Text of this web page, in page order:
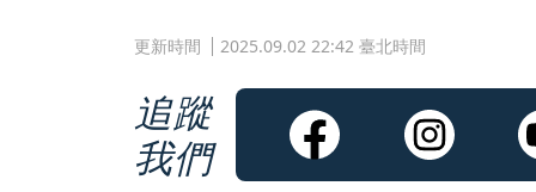
更新時間 2025.09.02 22:42 臺北時間
追蹤
我們